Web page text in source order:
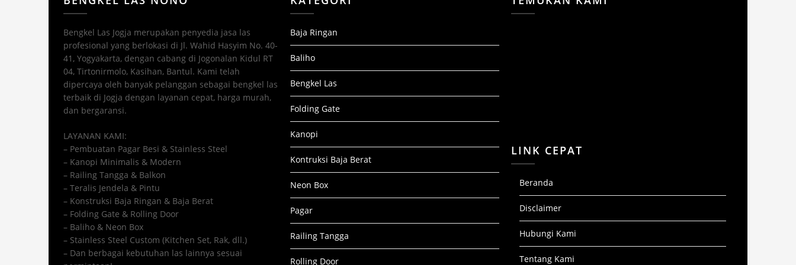
Bengkel Las Jogja merupakan penyedia jasa las
profesional yang berlokasi di Jl. Wahid Hasyim No. 40-
41, Yogyakarta, dengan cabang di Jogonalan Kidul RT
04, Tirtonirmolo, Kasihan, Bantul. Kami telah
dipercaya oleh banyak pelanggan sebagai bengkel las
terbaik di Jogja dengan layanan cepat, harga murah,
dan bergaransi.
LAYANAN KAMI:
– Pembuatan Pagar Besi & Stainless Steel
– Kanopi Minimalis & Modern
– Railing Tangga & Balkon
– Teralis Jendela & Pintu
– Konstruksi Baja Ringan & Baja Berat
– Folding Gate & Rolling Door
– Baliho & Neon Box
– Stainless Steel Custom (Kitchen Set, Rak, dll.)
– Dan berbagai kebutuhan las lainnya sesuai
Baja Ringan
Baliho
Bengkel Las
Folding Gate
Kanopi
Kontruksi Baja Berat
Neon Box
Pagar
Railing Tangga
Rolling Door
LINK CEPAT
Beranda
Disclaimer
Hubungi Kami
Tentang Kami